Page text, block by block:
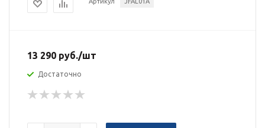
13 290 руб./шт
Достаточно